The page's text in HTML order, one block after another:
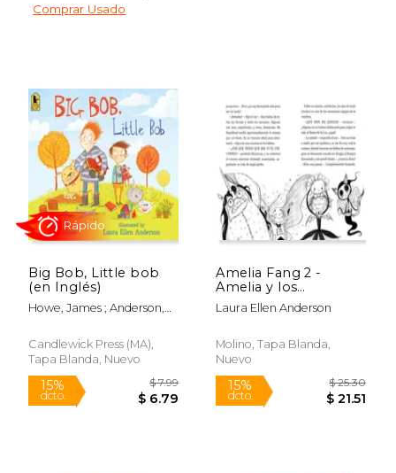
15%
dcto.
Comprar Usado
15%
Big Bob, Little bob
(en Inglés)
Howe, James ; Anderson,
Candlewick Press (MA),
Tapa Blanda, Nuevo
Amelia Fang 2 -
Amelia y los
Unicornios
Laura Ellen Anderson
Molino, Tapa Blanda,
Nuevo